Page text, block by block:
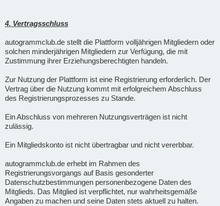
4. Vertragsschluss
autogrammclub.de stellt die Plattform volljährigen Mitgliedern oder
solchen minderjährigen Mitgliedern zur Verfügung, die mit
Zustimmung ihrer Erziehungsberechtigten handeln.
Zur Nutzung der Plattform ist eine Registrierung erforderlich. Der
Vertrag über die Nutzung kommt mit erfolgreichem Abschluss
des Registrierungsprozesses zu Stande.
Ein Abschluss von mehreren Nutzungsverträgen ist nicht
zulässig.
Ein Mitgliedskonto ist nicht übertragbar und nicht vererbbar.
autogrammclub.de erhebt im Rahmen des
Registrierungsvorgangs auf Basis gesonderter
Datenschutzbestimmungen personenbezogene Daten des
Mitglieds. Das Mitglied ist verpflichtet, nur wahrheitsgemäße
Angaben zu machen und seine Daten stets aktuell zu halten.